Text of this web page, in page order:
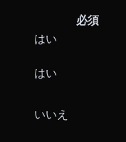
必須
はい
はい
いいえ